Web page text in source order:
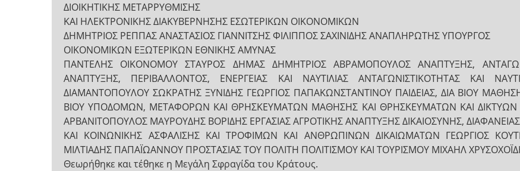
ΔΙΟΙΚΗΤΙΚΗΣ ΜΕΤΑΡΡΥΘΜΙΣΗΣ
ΚΑΙ ΗΛΕΚΤΡΟΝΙΚΗΣ ΔΙΑΚΥΒΕΡΝΗΣΗΣ ΕΣΩΤΕΡΙΚΩΝ ΟΙΚΟΝΟΜΙΚΩΝ
ΔΗΜΗΤΡΙΟΣ ΡΕΠΠΑΣ ΑΝΑΣΤΑΣΙΟΣ ΓΙΑΝΝΙΤΣΗΣ ΦΙΛΙΠΠΟΣ ΣΑΧΙΝΙΔΗΣ ΑΝΑΠΛΗΡΩΤΗΣ ΥΠΟΥΡΓΟΣ
ΟΙΚΟΝΟΜΙΚΩΝ ΕΞΩΤΕΡΙΚΩΝ ΕΘΝΙΚΗΣ ΑΜΥΝΑΣ
ΠΑΝΤΕΛΗΣ ΟΙΚΟΝΟΜΟΥ ΣΤΑΥΡΟΣ ΔΗΜΑΣ ΔΗΜΗΤΡΙΟΣ ΑΒΡΑΜΟΠΟΥΛΟΣ ΑΝΑΠΤΥΞΗΣ,
ΑΝΑΠΤΥΞΗΣ, ΠΕΡΙΒΑΛΛΟΝΤΟΣ, ΕΝΕΡΓΕΙΑΣ ΚΑΙ ΝΑΥΤΙΛΙΑΣ ΑΝΤΑΓΩΝΙΣΤΙΚΟΤΗΤΑΣ ΚΑΙ
ΔΙΑΜΑΝΤΟΠΟΥΛΟΥ ΣΩΚΡΑΤΗΣ ΞΥΝΙΔΗΣ ΓΕΩΡΓΙΟΣ ΠΑΠΑΚΩΝΣΤΑΝΤΙΝΟΥ ΠΑΙΔΕΙΑΣ, ΔΙΑ ΒΙΟΥ
ΒΙΟΥ ΥΠΟΔΟΜΩΝ, ΜΕΤΑΦΟΡΩΝ ΚΑΙ ΘΡΗΣΚΕΥΜΑΤΩΝ ΜΑΘΗΣΗΣ ΚΑΙ ΘΡΗΣΚΕΥΜΑΤΩΝ ΚΑΙ ΔΙΚΤΥΩΝ
ΑΡΒΑΝΙΤΟΠΟΥΛΟΣ ΜΑΥΡΟΥΔΗΣ ΒΟΡΙΔΗΣ ΕΡΓΑΣΙΑΣ ΑΓΡΟΤΙΚΗΣ ΑΝΑΠΤΥΞΗΣ ΔΙΚΑΙΟΣΥΝΗΣ, ΔΙΑΦΑΝΕΙΑΣ
ΚΑΙ ΚΟΙΝΩΝΙΚΗΣ ΑΣΦΑΛΙΣΗΣ ΚΑΙ ΤΡΟΦΙΜΩΝ ΚΑΙ ΑΝΘΡΩΠΙΝΩΝ ΔΙΚΑΙΩΜΑΤΩΝ ΓΕΩΡΓΙΟΣ
ΜΙΛΤΙΑΔΗΣ ΠΑΠΑΪΩΑΝΝΟΥ ΠΡΟΣΤΑΣΙΑΣ ΤΟΥ ΠΟΛΙΤΗ ΠΟΛΙΤΙΣΜΟΥ ΚΑΙ ΤΟΥΡΙΣΜΟΥ ΜΙΧΑΗΛ
Θεωρήθηκε και τέθηκε η Μεγάλη Σφραγίδα του Κράτους.